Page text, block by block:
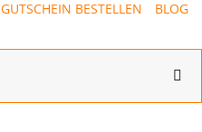
GUTSCHEIN BESTELLEN BLOG